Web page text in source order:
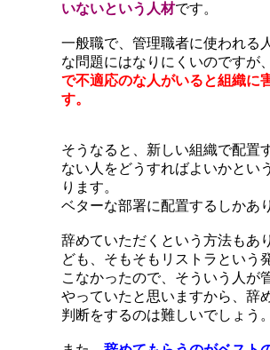
いないという人材です。
一般職で、管理職者に使われる
な問題にはなりにくいのですが、
で不適応のな人がいると組織に
す。
そうなると、新しい組織で配置
ない人をどうすればよいかとい
ります。
ベターな部署に配置するしかあ
辞めていただくという方法もあ
ども、そもそもリストラという
こなかったので、そういう人が
やっていたと思いますから、辞
判断をするのは難しいでしょう。